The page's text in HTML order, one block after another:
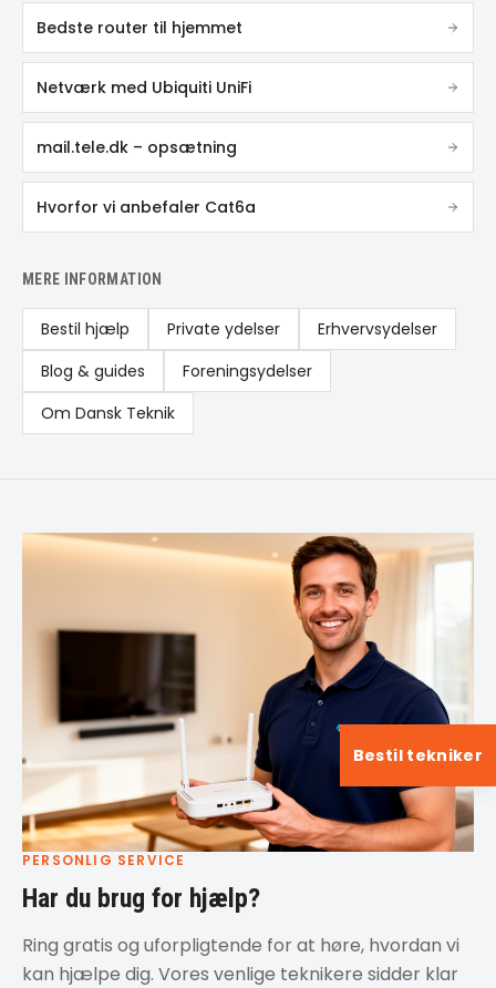
Bedste router til hjemmet
Netværk med Ubiquiti UniFi
mail.tele.dk – opsætning
Hvorfor vi anbefaler Cat6a
MERE INFORMATION
Bestil hjælp Private ydelser
Erhvervsydelser
Blog & guides
Foreningsydelser
Om Dansk Teknik
PERSONLIG SERVICE
Har du brug for hjælp?
Ring gratis og uforpligtende for at høre, hvordan vi
kan hjælpe dig. Vores venlige teknikere sidder klar
Bestil tekniker